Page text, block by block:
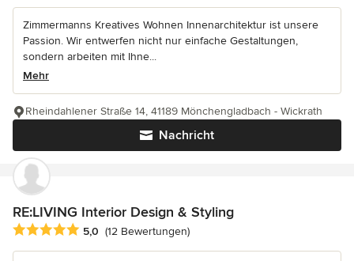
Zimmermanns Kreatives Wohnen Innenarchitektur ist unsere
Passion. Wir entwerfen nicht nur einfache Gestaltungen,
sondern arbeiten mit Ihne...
Mehr
Nachricht
Rheindahlener Straße 14, 41189 Mönchengladbach - Wickrath
RE:LIVING Interior Design & Styling
Durchschnittliche Bewertung: 5 von 5 Sternen
5,0 (12 Bewertungen)